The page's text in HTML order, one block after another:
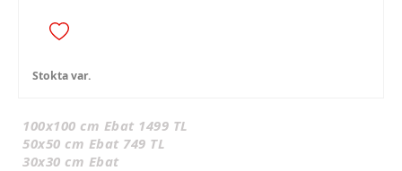
Stokta var.
100x100 cm Ebat 1499 TL
50x50 cm Ebat 749 TL
30x30 cm Ebat